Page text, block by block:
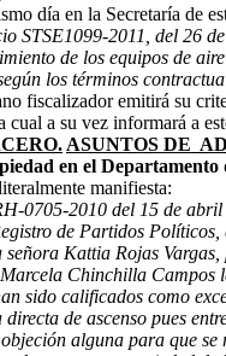
día en la Secretaría de
STSE1099-2011, del 26
de los equipos de
los términos
fiscalizador emitirá su
cual a su vez informará a
ASUNTOS DE
en el
manifiesta:
0705-2010 del 15 de
de Partidos Políticos
Kattia Rojas
Chinchilla Campos
sido calificados como
directa de ascenso pues
alguna para que